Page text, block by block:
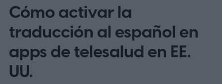
Cómo activar la
traducción al español en
apps de telesalud en EE.
UU.